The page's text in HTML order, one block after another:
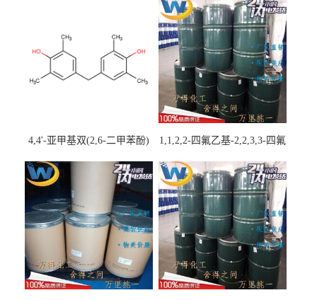
4,4'-亚甲基双(2,6-二甲苯酚)
1,1,2,2-四氟乙基-2,2,3,3-四氟